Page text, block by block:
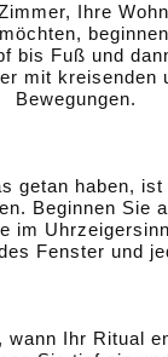
Ihre
bis Fuß und
mit kreisenden
Bewegungen.
getan haben,
Beginnen Sie
im
Fenster und
wann Ihr Ritual